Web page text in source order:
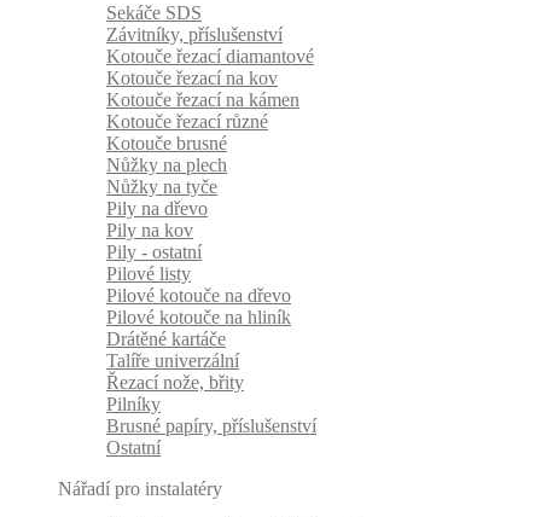
Sekáče SDS
Závitníky, příslušenství
Kotouče řezací diamantové
Kotouče řezací na kov
Kotouče řezací na kámen
Kotouče řezací různé
Kotouče brusné
Nůžky na plech
Nůžky na tyče
Pily na dřevo
Pily na kov
Pily - ostatní
Pilové listy
Pilové kotouče na dřevo
Pilové kotouče na hliník
Drátěné kartáče
Talíře univerzální
Řezací nože, břity
Pilníky
Brusné papíry, příslušenství
Ostatní
Nářadí pro instalatéry